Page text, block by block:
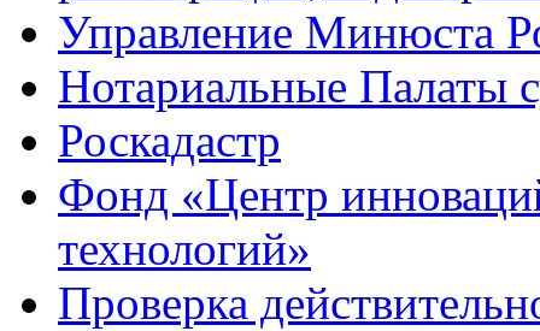
Управление Минюста
Нотариальные Палаты
Роскадастр
Фонд «Центр
технологий»
Проверка